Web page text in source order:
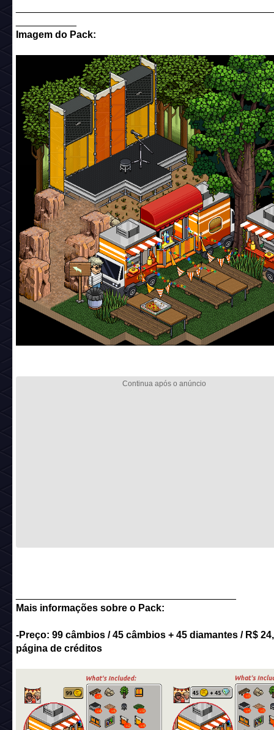
Imagem do Pack:
Mais informações sobre o Pack:
-Preço: 99 câmbios / 45 câmbios + 45 diamantes / R$
página de créditos